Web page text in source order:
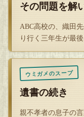
その問題を解
ABC高校の、織田
り行く三年生が最
その問題の…
ウミガメのスープ
遺書の続き
親不孝者の息子の